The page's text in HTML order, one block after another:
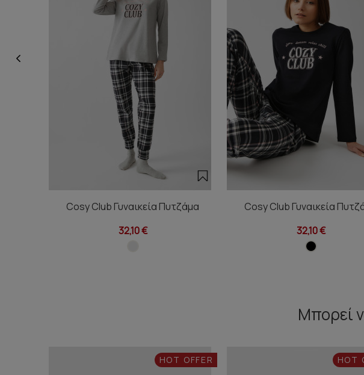
Cosy Club Γυναικεία Πυτζάμα
32,10 €
Cosy Club Γυναικεία
32,10 €
Μπορεί
HOT OFFER HOT